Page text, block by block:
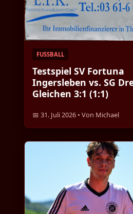
FUSSBALL
Testspiel SV Fortuna
Ingersleben vs. SG
Gleichen 3:1 (1:1)
📅 31. Juli 2026 • Von Michael